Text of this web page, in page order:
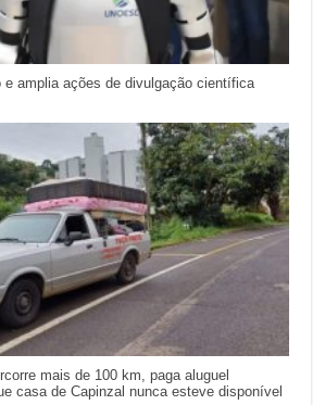
e amplia ações de divulgação científica
mais de 100 km, paga aluguel
casa de Capinzal nunca esteve disponível